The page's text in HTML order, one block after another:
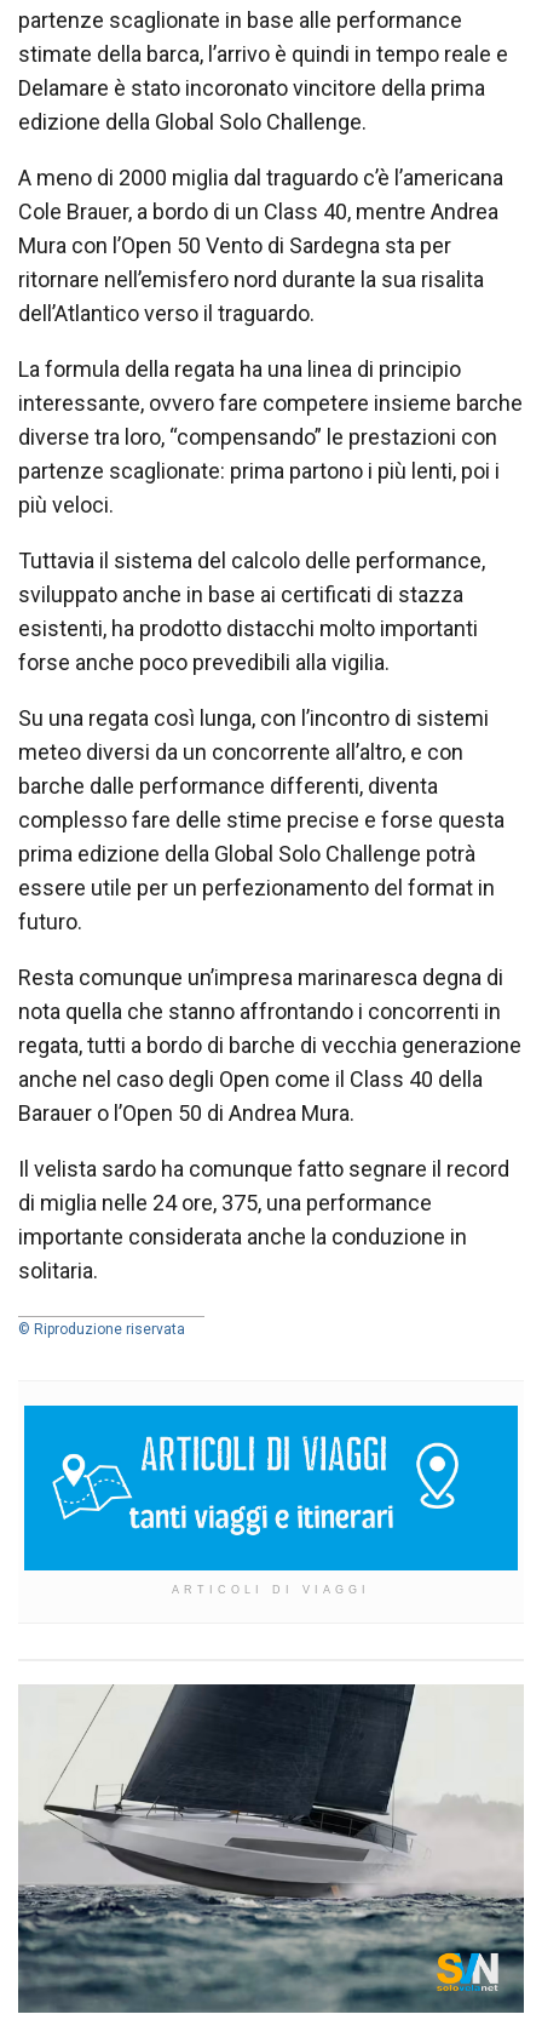
partenze scaglionate in base alle performance
stimate della barca, l’arrivo è quindi in tempo reale e
Delamare è stato incoronato vincitore della prima
edizione della Global Solo Challenge.
A meno di 2000 miglia dal traguardo c’è l’americana
Cole Brauer, a bordo di un Class 40, mentre Andrea
Mura con l’Open 50 Vento di Sardegna sta per
ritornare nell’emisfero nord durante la sua risalita
dell’Atlantico verso il traguardo.
La formula della regata ha una linea di principio
interessante, ovvero fare competere insieme barche
diverse tra loro, “compensando” le prestazioni con
partenze scaglionate: prima partono i più lenti, poi i
più veloci.
Tuttavia il sistema del calcolo delle performance,
sviluppato anche in base ai certificati di stazza
esistenti, ha prodotto distacchi molto importanti
forse anche poco prevedibili alla vigilia.
Su una regata così lunga, con l’incontro di sistemi
meteo diversi da un concorrente all’altro, e con
barche dalle performance differenti, diventa
complesso fare delle stime precise e forse questa
prima edizione della Global Solo Challenge potrà
essere utile per un perfezionamento del format in
futuro.
Resta comunque un’impresa marinaresca degna di
nota quella che stanno affrontando i concorrenti in
regata, tutti a bordo di barche di vecchia generazione
anche nel caso degli Open come il Class 40 della
Barauer o l’Open 50 di Andrea Mura.
Il velista sardo ha comunque fatto segnare il record
di miglia nelle 24 ore, 375, una performance
importante considerata anche la conduzione in
solitaria.
© Riproduzione riservata
ARTICOLI DI VIAGGI